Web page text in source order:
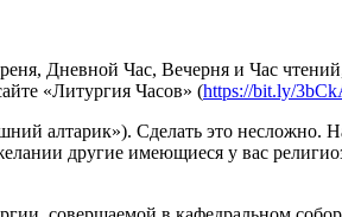
Дневной Час, Вечерня и Час
«Литургия Часов» (https://bit.ly/
алтарик»). Сделать это
другие имеющиеся у вас